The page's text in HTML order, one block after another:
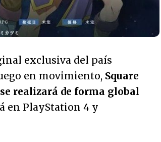
exclusiva del país
en movimiento, Square
realizará de forma global
en PlayStation 4 y